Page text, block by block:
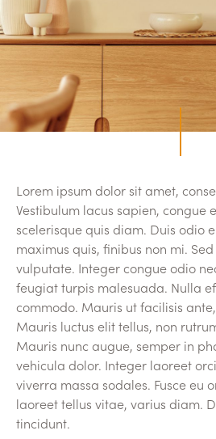
Lorem ipsum dolor sit amet,
Vestibulum lacus sapien, congue
scelerisque quis diam. Duis odio
maximus quis, finibus non mi.
vulputate. Integer congue odio
feugiat turpis malesuada. Nulla
commodo. Mauris ut facilisis
Mauris luctus elit tellus, non
Mauris nunc augue, semper in
vehicula dolor. Integer laoreet
viverra massa sodales. Fusce eu
laoreet tellus vitae, varius diam.
tincidunt.